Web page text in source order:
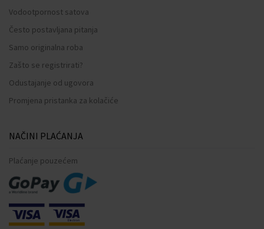
Vodootpornost satova
Često postavljana pitanja
Samo originalna roba
Zašto se registrirati?
Odustajanje od ugovora
Promjena pristanka za kolačiće
NAČINI PLAĆANJA
Plaćanje pouzećem